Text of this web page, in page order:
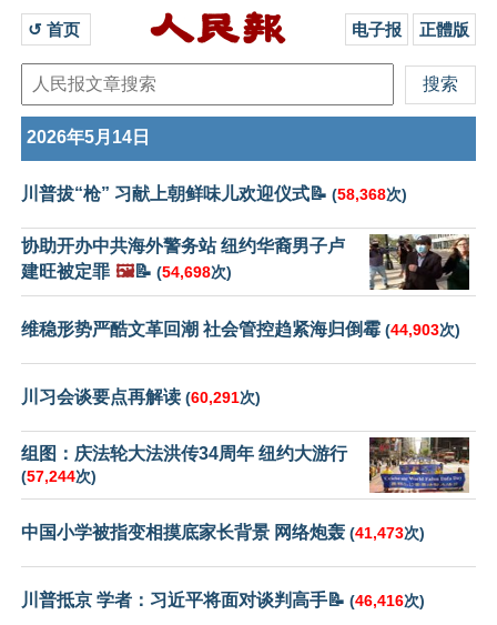
↺ 首页 电子报 正體版
2026年5月14日
川普拔“枪” 习献上朝鲜味儿欢迎仪式📝 (58,368次)
协助开办中共海外警务站 纽约华裔男子卢
建旺被定罪 🖼️📝 (54,698次)
维稳形势严酷文革回潮 社会管控趋紧海归倒霉 (44,903次)
川习会谈要点再解读 (60,291次)
组图：庆法轮大法洪传34周年 纽约大游行
(57,244次)
中国小学被指变相摸底家长背景 网络炮轰 (41,473次)
川普抵京 学者：习近平将面对谈判高手📝 (46,416次)